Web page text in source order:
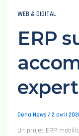
WEB & DIGITAL
ERP
Deha News / 2 avril
Un projet ERP